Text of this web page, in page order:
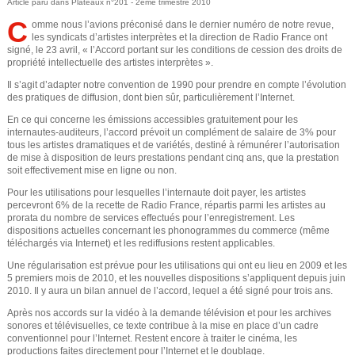
d
e
h
e
r
c
h
o
u
s
ê
t
e
s
i
c
Article paru dans Plateaux n°201 - 2ème trimestre 2010
C omme nous l’avions préconisé dans le dernier numéro de notre revue,
les syndicats d’artistes interprètes et la direction de Radio France ont
signé, le 23 avril, « l’Accord portant sur les conditions de cession des droits de
propriété intellectuelle des artistes interprètes ».
Il s’agit d’adapter notre convention de 1990 pour prendre en compte l’évolution
des pratiques de diffusion, dont bien sûr, particulièrement l’Internet.
En ce qui concerne les émissions accessibles gratuitement pour les
internautes-auditeurs, l’accord prévoit un complément de salaire de 3% pour
tous les artistes dramatiques et de variétés, destiné à rémunérer l’autorisation
de mise à disposition de leurs prestations pendant cinq ans, que la prestation
soit effectivement mise en ligne ou non.
Pour les utilisations pour lesquelles l’internaute doit payer, les artistes
percevront 6% de la recette de Radio France, répartis parmi les artistes au
prorata du nombre de services effectués pour l’enregistrement. Les
dispositions actuelles concernant les phonogrammes du commerce (même
téléchargés via Internet) et les rediffusions restent applicables.
Une régularisation est prévue pour les utilisations qui ont eu lieu en 2009 et les
5 premiers mois de 2010, et les nouvelles dispositions s’appliquent depuis juin
2010. Il y aura un bilan annuel de l’accord, lequel a été signé pour trois ans.
Après nos accords sur la vidéo à la demande télévision et pour les archives
sonores et télévisuelles, ce texte contribue à la mise en place d’un cadre
conventionnel pour l’Internet. Restent encore à traiter le cinéma, les
productions faites directement pour l’Internet et le doublage.